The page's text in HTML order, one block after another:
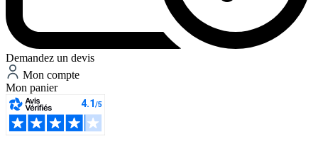
Demandez un devis
Mon compte
Mon panier